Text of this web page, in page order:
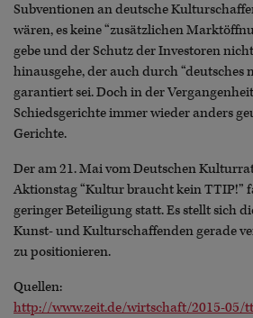
Subventionen an deutsche
wären, es keine “zusätzlichen
gebe und der Schutz der Investoren
hinausgehe, der auch durch “deutsches
garantiert sei. Doch in der
Schiedsgerichte immer wieder anders
Gerichte.
Der am 21. Mai vom Deutschen
Aktionstag “Kultur braucht kein TTIP!”
geringer Beteiligung statt. Es stellt sich
Kunst- und Kulturschaffenden gerade
zu positionieren.
Quellen:
http://www.zeit.de/wirtschaft/2015-05/